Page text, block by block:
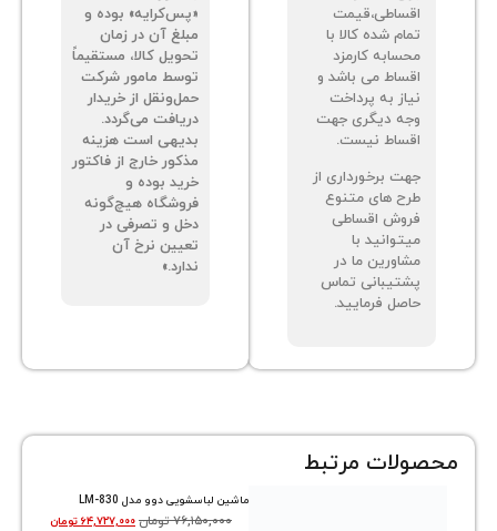
شده کالا با
می باشد و
به پرداخت
دیگری جهت
برخورداری از
های متنوع
تماس
«پس‌کرایه» بوده و
مبلغ آن در زمان
تحویل کالا، مستقیماً
توسط مامور شرکت
حمل‌ونقل از خریدار
دریافت می‌گردد.
بدیهی است هزینه
مذکور خارج از فاکتور
فروشگاه هیچ‌گونه
دخل و تصرفی در
مرتبط
ماشین لباسشویی دوو مدل LM-830
تومان ۶۴,۷۲۷,۰۰۰ تومان